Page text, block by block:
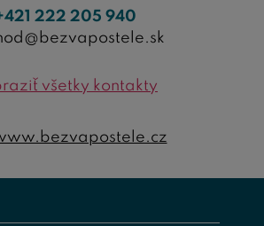
222 205 940
všetky kontakty